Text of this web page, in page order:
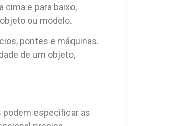
cima e para baixo,
ou modelo.
pontes e máquinas.
de um objeto,
podem especificar as